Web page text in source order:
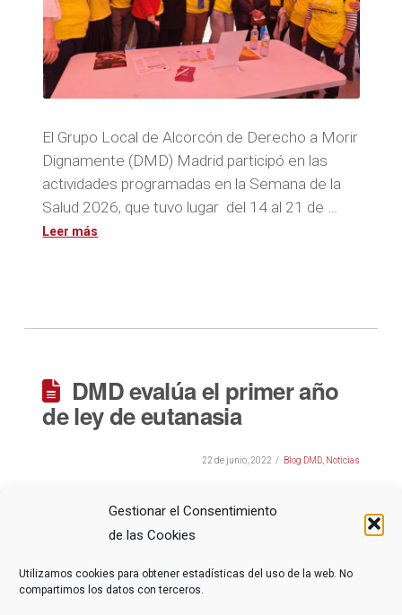
Gestionar el Consentimiento
de las Cookies
Utilizamos cookies para obtener estadísticas del uso de la web. No
compartimos los datos con terceros.
El Grupo Local de Alcorcón de Derecho a Morir
Dignamente (DMD) Madrid participó en las
actividades programadas en la Semana de la
Salud 2026, que tuvo lugar del 14 al 21 de …
DMD evalúa el primer año
de ley de eutanasia
22 de junio, 2022 Blog DMD, Noticias
El sábado 25 de junio de 2022, se cumple el
primer año de la ley de eutanasia. El primer
Eutanasia. Desde hace 12 …